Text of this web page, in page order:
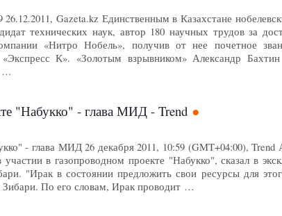
26.12.2011, Gazeta.kz Единственным в Казахстане
технических наук, автор 180 научных трудов за
«Нитро Нобель», получив от нее почетное
К». «Золотым взрывником» Александр
…
"Набукко" - глава МИД - Trend
- глава МИД 26 декабря 2011, 10:59 (GMT+04:00),
в газопроводном проекте "Набукко", сказал в
"Ирак в состоянии предложить свои ресурсы для
Зибари. По его словам, Ирак проводит …